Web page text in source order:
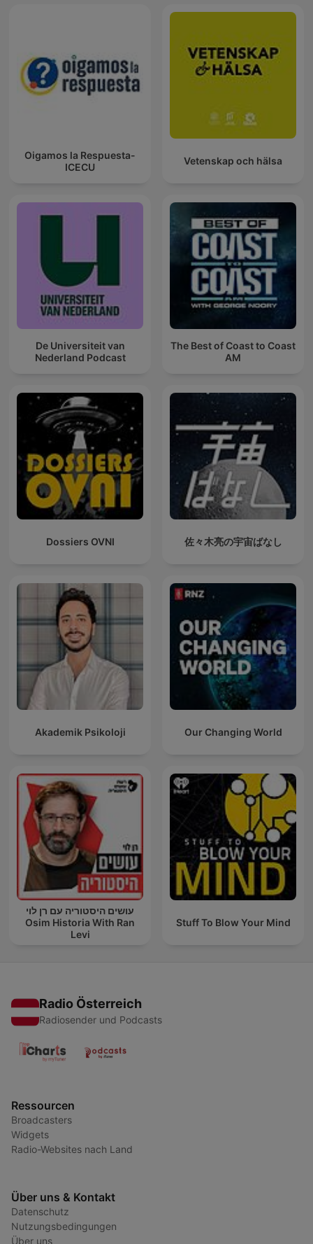
Oigamos la Respuesta-
ICECU
Vetenskap och hälsa
De Universiteit van
Nederland Podcast
The Best of Coast to Coast
AM
Dossiers OVNI 佐々木亮の宇宙ばなし
Akademik Psikoloji Our Changing World
עושים היסטוריה עם רן לוי
Osim Historia With Ran
Levi
Stuff To Blow Your Mind
Radio Österreich
Radiosender und Podcasts
Ressourcen
Broadcasters
Widgets
Radio-Websites nach Land
Über uns & Kontakt
Datenschutz
Nutzungsbedingungen
Über uns